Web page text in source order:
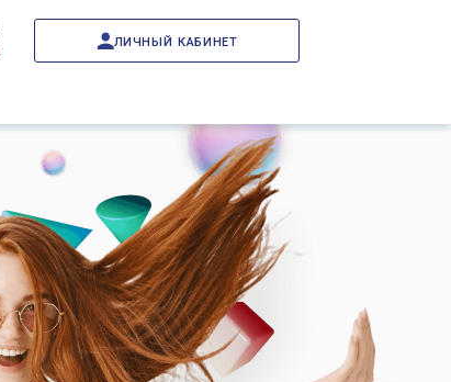
личный кабинет